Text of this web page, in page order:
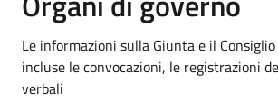
Le informazioni sulla Giunta e il
incluse le convocazioni, le registrazioni
verbali